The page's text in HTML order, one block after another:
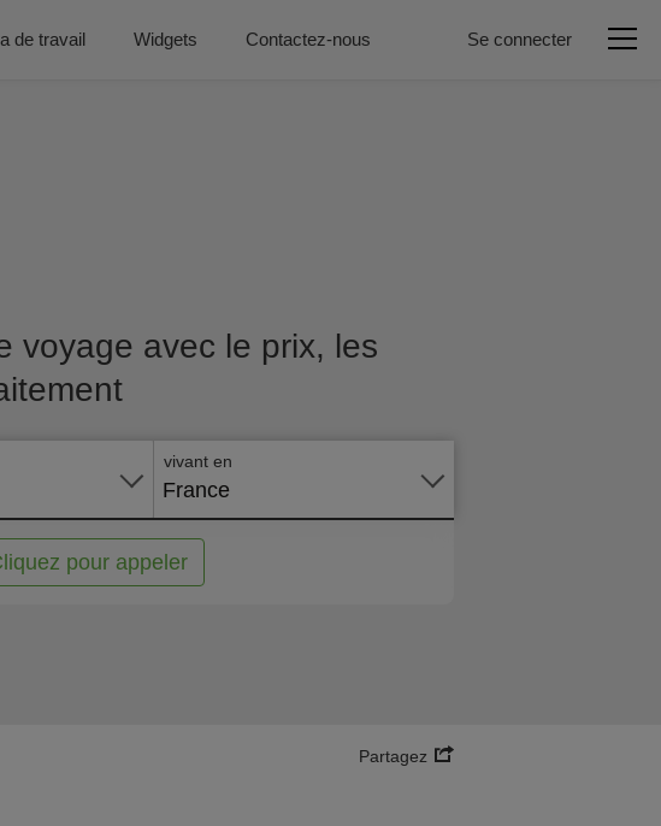
de travail Widgets Contactez-nous Se connecter
voyage avec le prix, les
vivant en
France
pour appeler
Partagez